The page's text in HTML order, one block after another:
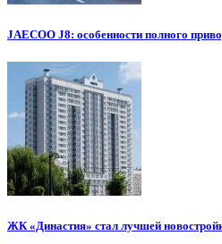
JAECOO J8: особенности полного
ЖК «Династия» стал лучшей